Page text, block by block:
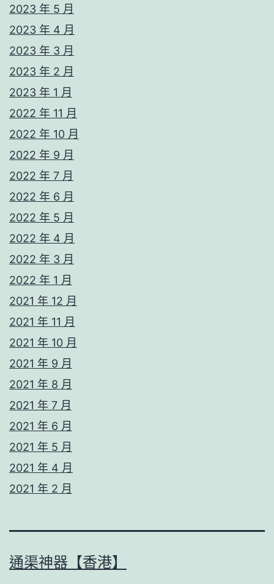
2023 年 5 月
2023 年 4 月
2023 年 3 月
2023 年 2 月
2023 年 1 月
2022 年 11 月
2022 年 10 月
2022 年 9 月
2022 年 7 月
2022 年 6 月
2022 年 5 月
2022 年 4 月
2022 年 3 月
2022 年 1 月
2021 年 12 月
2021 年 11 月
2021 年 10 月
2021 年 9 月
2021 年 8 月
2021 年 7 月
2021 年 6 月
2021 年 5 月
2021 年 4 月
2021 年 2 月
通渠神器【香港】